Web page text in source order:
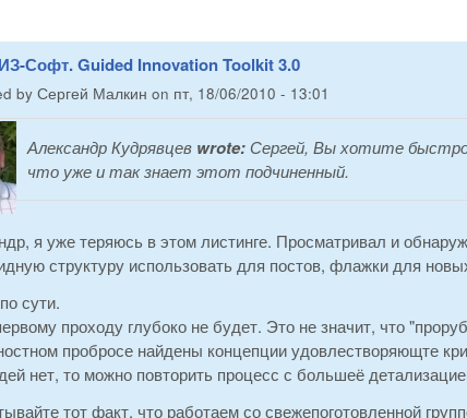
Софт. Guided Innovation Toolkit 3.0
by Сергей Малкин on пт, 18/06/2010 - 13:01
Александр Кудрявцев wrote:Сергей, Вы хотите
что уже и так знает этот подчиненный.
я уже теряюсь в этом листинге. Просматривал и
структуру использовать для постов, флажки для
сути.
проходу глубоко не будет. Это не значит, что
пробросе найдены концепции удовлестворяющте
нет, то можно повторить процесс с большеё
тот факт, что работаем со свежепоготовленной